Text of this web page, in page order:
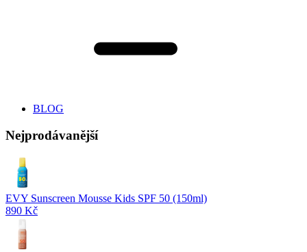
BLOG
Nejprodávanější
EVY Sunscreen Mousse Kids SPF 50 (150ml)
890 Kč